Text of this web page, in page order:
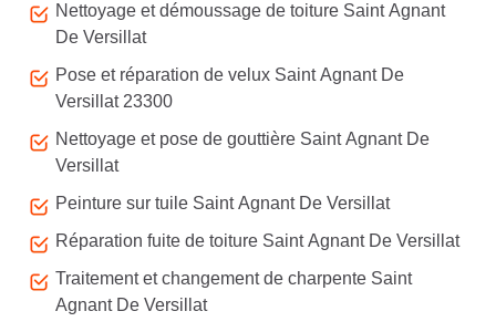
Nettoyage et démoussage de toiture Saint Agnant
De Versillat
Pose et réparation de velux Saint Agnant De
Versillat 23300
Nettoyage et pose de gouttière Saint Agnant De
Versillat
Peinture sur tuile Saint Agnant De Versillat
Réparation fuite de toiture Saint Agnant De Versillat
Traitement et changement de charpente Saint
Agnant De Versillat